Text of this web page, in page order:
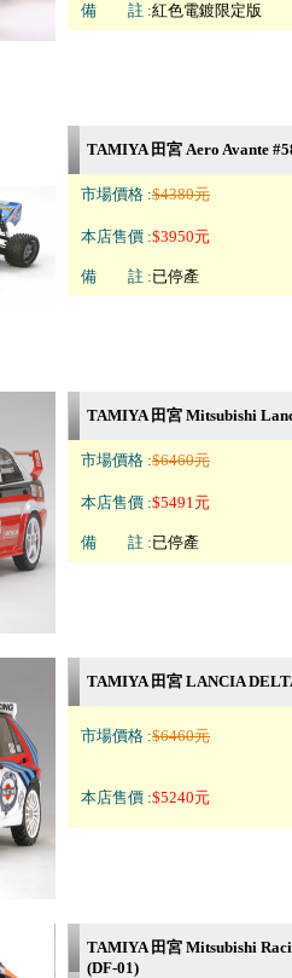
備 註 :紅色電鍍限定版
TAMIYA 田宮 Aero Avante
市場價格 :$4380元
本店售價 :$3950元
備 註 :已停產
TAMIYA 田宮 Mitsubishi
市場價格 :$6460元
本店售價 :$5491元
備 註 :已停產
TAMIYA 田宮 LANCIA
市場價格 :$6460元
本店售價 :$5240元
TAMIYA 田宮 Mitsubishi
(DF-01)